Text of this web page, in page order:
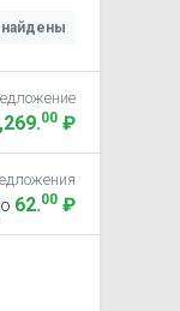
.00 ₽
62.00 ₽